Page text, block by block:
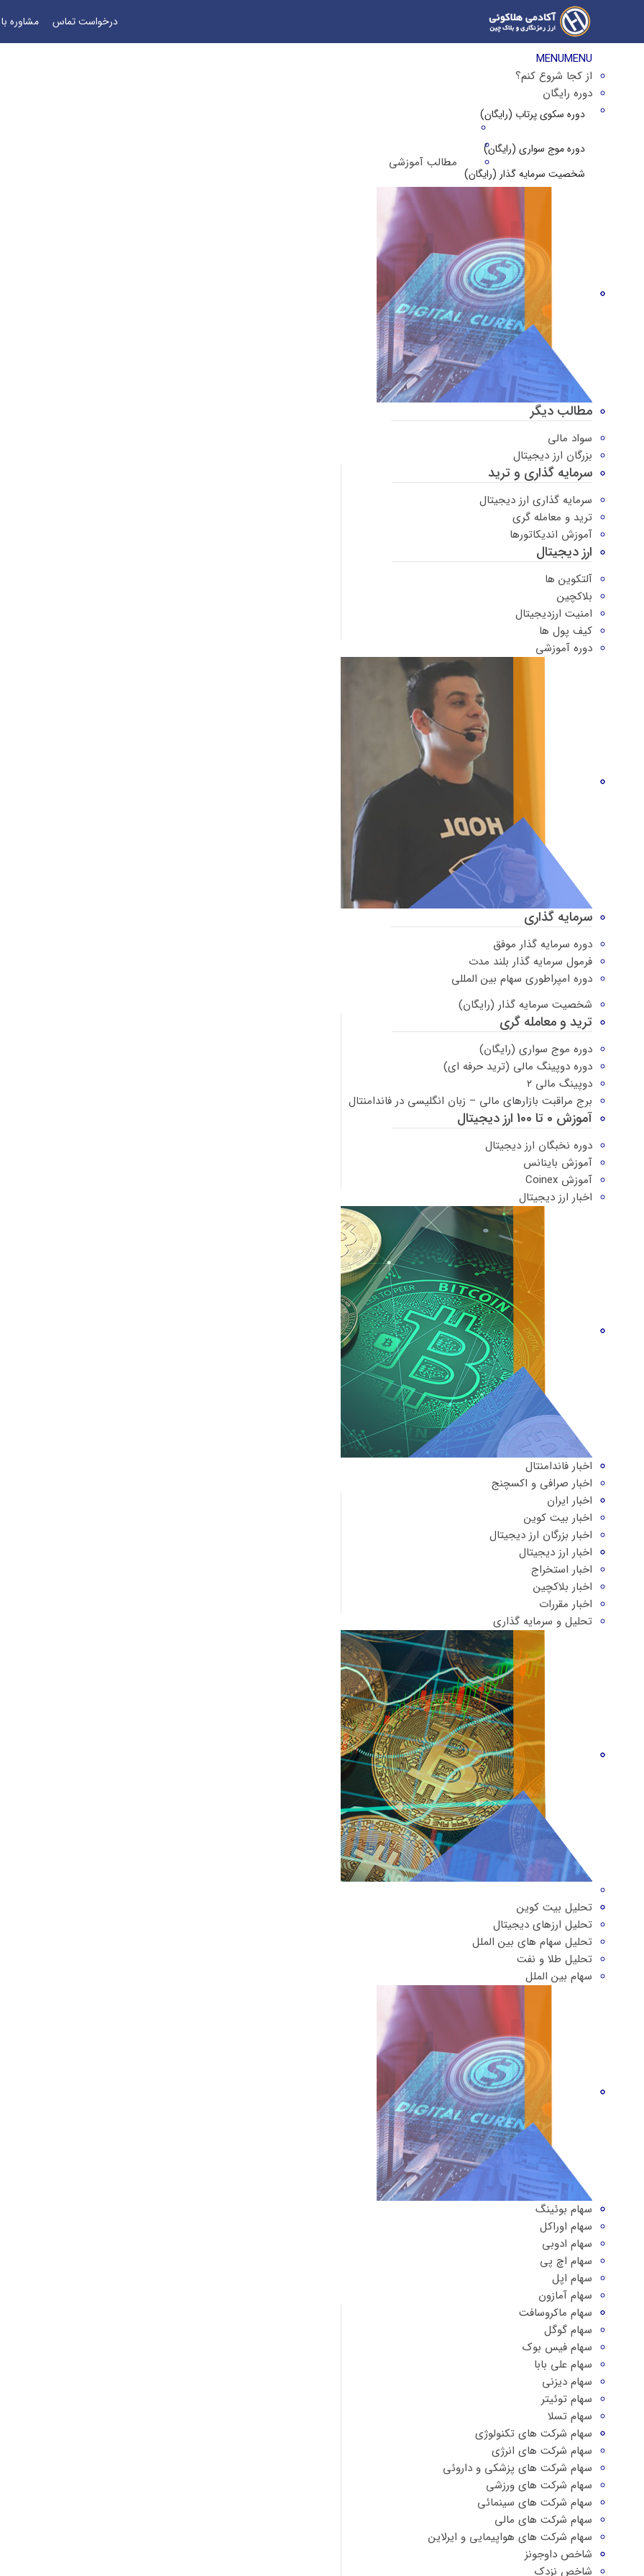
درخواست تماس مشاوره
MENUMENU
از کجا شروع کنم؟
دوره رایگان
دوره سکوی پرتاب (رایگان)
دوره موج سواری (رایگان)
شخصیت سرمایه گذار (رایگان)
مطالب آموزشی
مطالب دیگر
سواد مالی
بزرگان ارز دیجیتال
سرمایه گذاری و ترید
سرمایه گذاری ارز دیجیتال
ترید و معامله گری
آموزش اندیکاتورها
ارز دیجیتال
آلتکوین ها
بلاکچین
امنیت ارزدیجیتال
کیف پول ها
دوره‌ آموزشی
سرمایه گذاری
دوره سرمایه گذار موفق
فرمول سرمایه گذار بلند مدت
دوره امپراطوری سهام بین المللی
شخصیت سرمایه گذار (رایگان)
ترید و معامله گری
دوره موج سواری (رایگان)
دوره دوپینگ مالی (ترید حرفه ای)
دوپینگ مالی ۲
برج مراقبت بازارهای مالی – زبان انگلیسی در فاندامنتال
آموزش 0 تا 100 ارز دیجیتال
دوره نخبگان ارز دیجیتال
آموزش باینانس
آموزش Coinex
اخبار ارز دیجیتال
اخبار فاندامنتال
اخبار صرافی و اکسچنج
اخبار ایران
اخبار بیت کوین
اخبار بزرگان ارز دیجیتال
اخبار ارز دیجیتال
اخبار استخراج
اخبار بلاکچین
اخبار مقررات
تحلیل و سرمایه گذاری
تحلیل بیت کوین
تحلیل ارزهای دیجیتال
تحلیل سهام های بین الملل
تحلیل طلا و نفت
سهام بین الملل
سهام بوئینگ
سهام اوراکل
سهام ادوبی
سهام اچ پی
سهام اپل
سهام آمازون
سهام ماکروسافت
سهام گوگل
سهام فیس بوک
سهام علی بابا
سهام دیزنی
سهام توئیتر
سهام تسلا
سهام شرکت های تکنولوژی
سهام شرکت های انرژی
سهام شرکت های پزشکی و داروئی
سهام شرکت های ورزشی
سهام شرکت های سینمائی
سهام شرکت های مالی
سهام شرکت های هواپیمایی و ایرلاین
شاخص داوجونز
شاخص نزدک